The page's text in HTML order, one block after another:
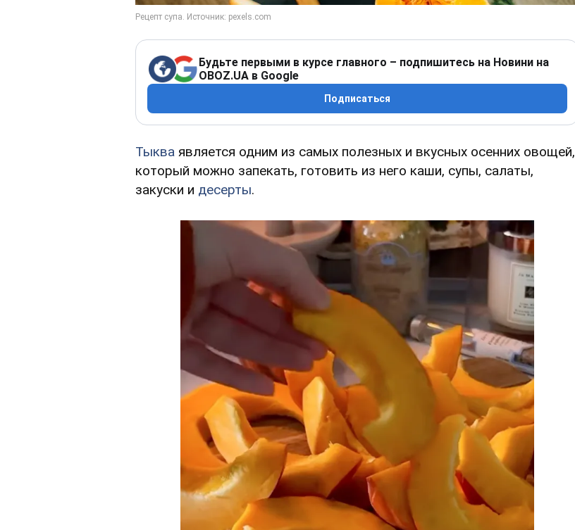
Будьте первыми в курсе главного – подпишитесь на Новини на
OBOZ.UA в Google
Подписаться
Тыква является одним из самых полезных и вкусных осенних овощей,
который можно запекать, готовить из него каши, супы, салаты,
закуски и десерты.